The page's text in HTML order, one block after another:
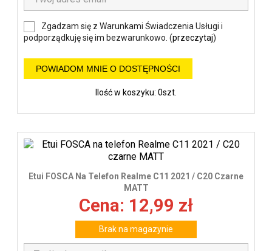
Zgadzam się z Warunkami Świadczenia Usługi i
podporządkuję się im bezwarunkowo. (przeczytaj)
POWIADOM MNIE O DOSTĘPNOŚCI
Ilość w koszyku: 0szt.
Etui FOSCA Na Telefon Realme C11 2021 / C20 Czarne
MATT
Cena: 12,99 zł
Brak na magazynie